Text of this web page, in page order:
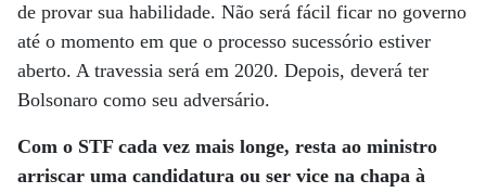
de provar sua habilidade. Não será fácil ficar no governo
até o momento em que o processo sucessório estiver
aberto. A travessia será em 2020. Depois, deverá ter
Bolsonaro como seu adversário.
Com o STF cada vez mais longe, resta ao ministro
arriscar uma candidatura ou ser vice na chapa à